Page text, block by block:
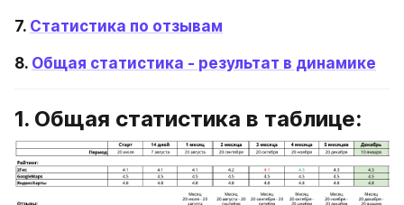
7. Статистика по отзывам
8. Общая статистика - результат в динамике
1. Общая статистика в таблице: